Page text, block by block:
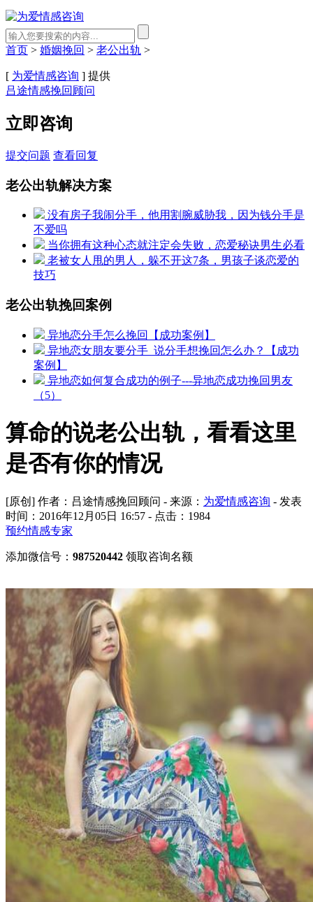
首页 > 婚姻挽回 > 老公出轨 >
[ 为爱情感咨询 ] 提供
吕途情感挽回顾问
立即咨询
提交问题 查看回复
老公出轨解决方案
没有房子我闹分手，他用割腕威胁我，因为钱分手是
不爱吗
当你拥有这种心态就注定会失败，恋爱秘诀男生必看
老被女人甩的男人，躲不开这7条，男孩子谈恋爱的
技巧
老公出轨挽回案例
异地恋分手怎么挽回【成功案例】
异地恋女朋友要分手_说分手想挽回怎么办？【成功
案例】
异地恋如何复合成功的例子---异地恋成功挽回男友
（5）
算命的说老公出轨，看看这里
是否有你的情况
[原创] 作者：吕途情感挽回顾问 - 来源： 为爱情感咨询 - 发表
时间：2016年12月05日 16:57 - 点击： 1984
预约情感专家
添加微信号： 987520442 领取咨询名额